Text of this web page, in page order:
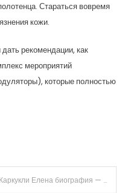
Стараться вовремя
кожи.
рекомендации, как
мероприятий
которые полностью
Каркукли Елена биография — удивительные события и впечатляющий путь в карьере